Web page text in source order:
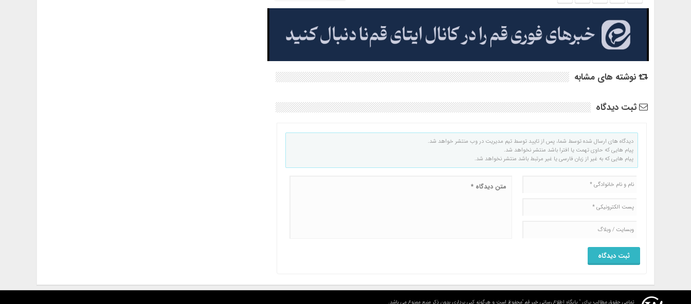
نوشته های مشابه
ثبت دیدگاه
دیدگاه های ارسال شده توسط شما، پس از تایید توسط تیم مدیریت در وب منتشر خواهد شد.
پیام هایی که حاوی تهمت یا افترا باشد منتشر نخواهد شد.
پیام هایی که به غیر از زبان فارسی یا غیر مرتبط باشد منتشر نخواهد شد.
تمامی حقوق مطالب برای " پایگاه اطلاع رسانی خبر قم "محفوظ است و هرگونه کپی برداری بدون ذکر منبع ممنوع می باشد.